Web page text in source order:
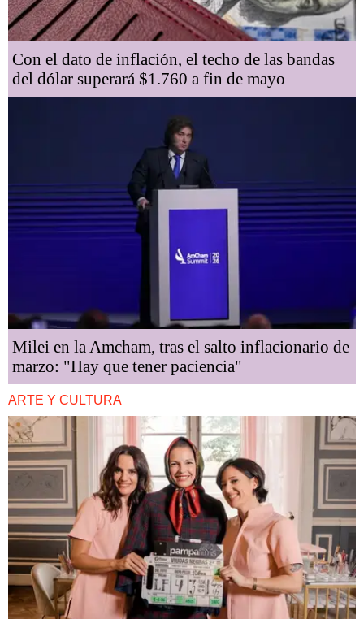
Con el dato de inflación, el techo de las bandas
del dólar superará $1.760 a fin de mayo
Milei en la Amcham, tras el salto inflacionario de
marzo: "Hay que tener paciencia"
ARTE Y CULTURA